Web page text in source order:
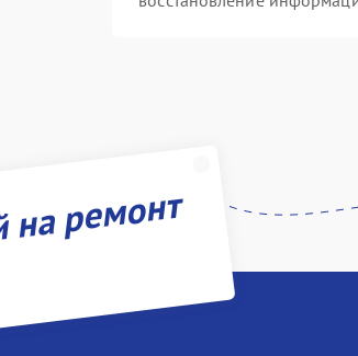
ремонт